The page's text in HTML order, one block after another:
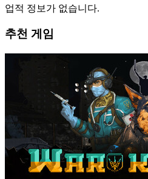
업적 정보가 없습니다.
추천 게임